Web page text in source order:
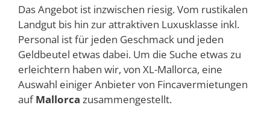
Das Angebot ist inzwischen riesig. Vom rustikalen
Landgut bis hin zur attraktiven Luxusklasse inkl.
Personal ist für jeden Geschmack und jeden
Geldbeutel etwas dabei. Um die Suche etwas zu
erleichtern haben wir, von XL-Mallorca, eine
Auswahl einiger Anbieter von Fincavermietungen
aufMallorca zusammengestellt.